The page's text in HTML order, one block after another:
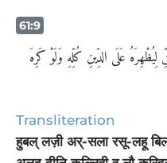
61:9
عَلَى الدِّينِ كُلِّهِ وَلَوْ كَرِهَ
Transliteration
हुबल् लज़ी अर्-सला रसू-लहू बिल